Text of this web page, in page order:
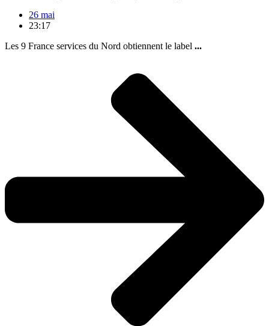
26 mai
23:17
Les 9 France services du Nord obtiennent le label ...